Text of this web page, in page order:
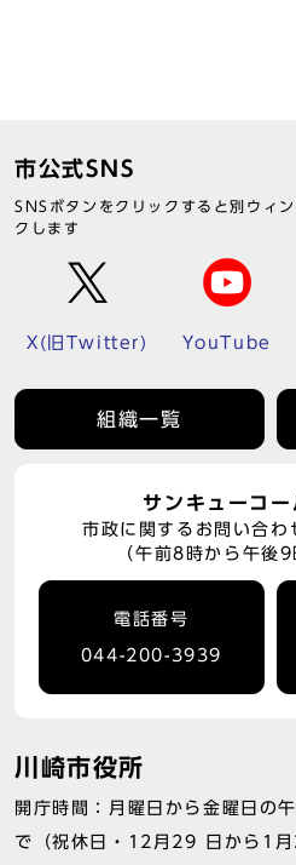
市公式SNS
SNSボタンをクリックすると別ウィ
クします
X(旧Twitter) YouTube
組織一覧
サンキューコー
市政に関するお問い合わ
（午前8時から午後
電話番号
044-200-3939
川崎市役所
開庁時間：月曜日から金曜日の
で（祝休日・12月29 日から1月